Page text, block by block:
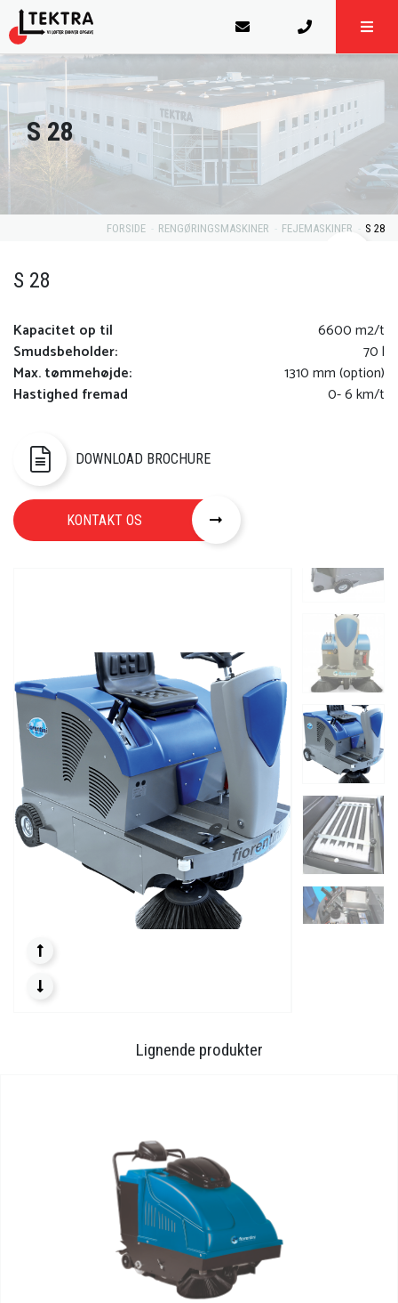
S 28
FORSIDE RENGØRINGSMASKINER FEJEMASKINER S 28
S 28
Kapacitet op til
6600 m2/t
Smudsbeholder:
70 l
Max. tømmehøjde:
1310 mm (option)
Hastighed fremad
0- 6 km/t
DOWNLOAD BROCHURE
KONTAKT OS
Lignende produkter